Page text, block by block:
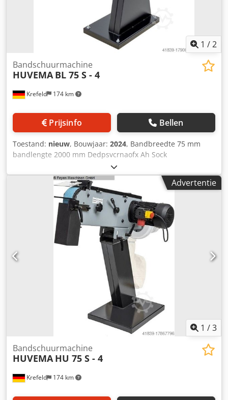
1 /2
Krefeld 174 km
Bandschuurmachine
HUVEMA BL 75 S - 4
Prijsinfo Bellen
Toestand: nieuw, Bouwjaar: 2024, Bandbreedte 75 mm
bandlengte 2000 mm Dedpsvcrnaofx Ah Sock
Bandsnelheid 37 m/min Totaal benodigd vermogen 3 kW
Machinegewicht ca. 0,084 t Benodigde ruimte ca. 1x0,5x1
m Nieuwe machine
Advertentie
1 /3
Krefeld 174 km
Bandschuurmachine
HUVEMA HU 75 S - 4